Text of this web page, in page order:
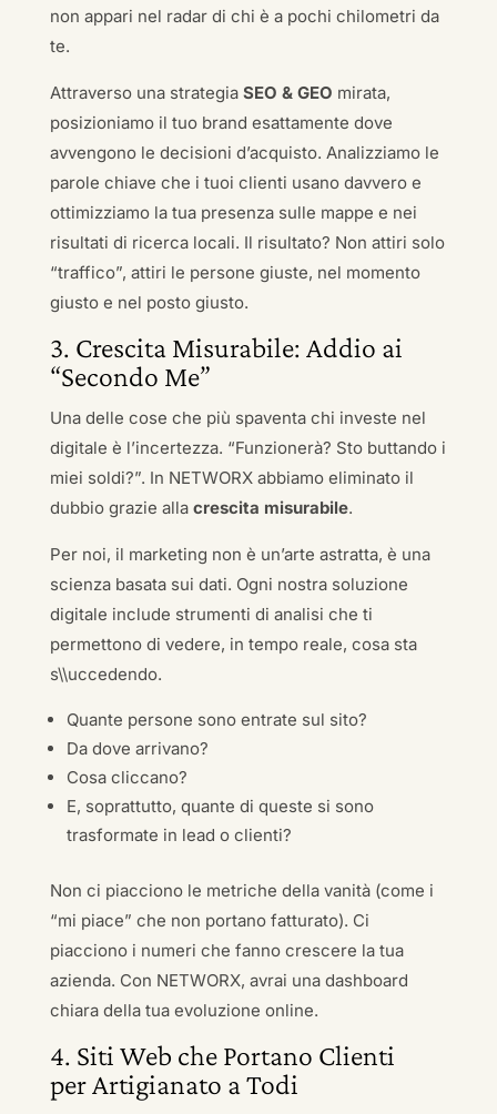
non appari nel radar di chi è a pochi chilometri da
te.
Attraverso una strategia SEO & GEO mirata,
posizioniamo il tuo brand esattamente dove
avvengono le decisioni d’acquisto. Analizziamo le
parole chiave che i tuoi clienti usano davvero e
ottimizziamo la tua presenza sulle mappe e nei
risultati di ricerca locali. Il risultato? Non attiri solo
“traffico”, attiri le persone giuste, nel momento
giusto e nel posto giusto.
3. Crescita Misurabile: Addio ai
“Secondo Me”
Una delle cose che più spaventa chi investe nel
digitale è l’incertezza. “Funzionerà? Sto buttando i
miei soldi?”. In NETWORX abbiamo eliminato il
dubbio grazie alla crescita misurabile.
Per noi, il marketing non è un’arte astratta, è una
scienza basata sui dati. Ogni nostra soluzione
digitale include strumenti di analisi che ti
permettono di vedere, in tempo reale, cosa sta
s\\uccedendo.
Quante persone sono entrate sul sito?
Da dove arrivano?
Cosa cliccano?
E, soprattutto, quante di queste si sono
trasformate in lead o clienti?
Non ci piacciono le metriche della vanità (come i
“mi piace” che non portano fatturato). Ci
piacciono i numeri che fanno crescere la tua
azienda. Con NETWORX, avrai una dashboard
chiara della tua evoluzione online.
4. Siti Web che Portano Clienti
per Artigianato a Todi